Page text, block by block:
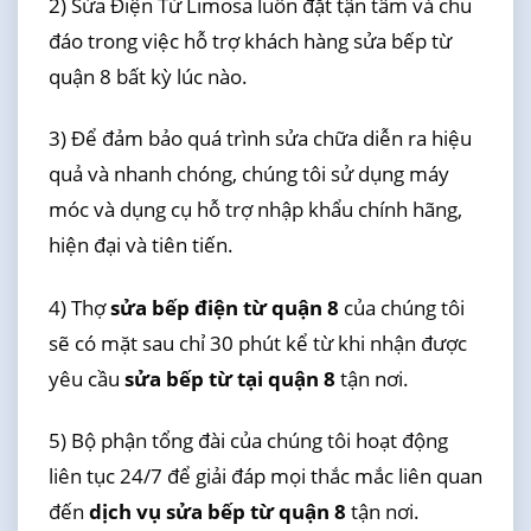
đáo trong việc hỗ trợ khách hàng sửa bếp từ
quận 8 bất kỳ lúc nào.
3) Để đảm bảo quá trình sửa chữa diễn ra hiệu
quả và nhanh chóng, chúng tôi sử dụng máy
móc và dụng cụ hỗ trợ nhập khẩu chính hãng,
hiện đại và tiên tiến.
4) Thợsửa bếp điện từ quận 8 của chúng tôi
sẽ có mặt sau chỉ 30 phút kể từ khi nhận được
yêu cầu sửa bếp từ tại quận 8 tận nơi.
5) Bộ phận tổng đài của chúng tôi hoạt động
liên tục 24/7 để giải đáp mọi thắc mắc liên quan
đến dịch vụ sửa bếp từ quận 8 tận nơi.